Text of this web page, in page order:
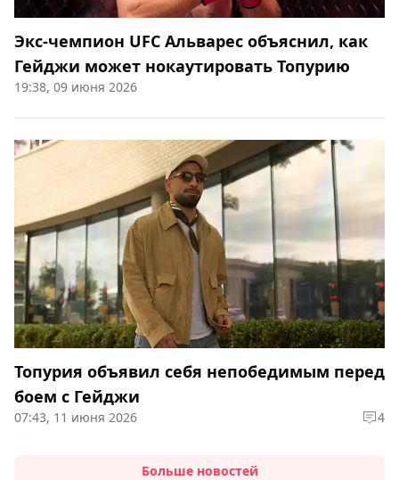
Экс-чемпион UFC Альварес объяснил, как
Гейджи может нокаутировать Топурию
19:38, 09 июня 2026
Топурия объявил себя непобедимым перед
боем с Гейджи
07:43, 11 июня 2026 4
Больше новостей